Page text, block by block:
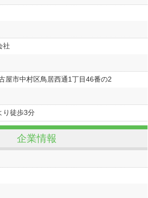
社
屋市中村区鳥居西通1丁目46番の2
り徒歩3分
企業情報